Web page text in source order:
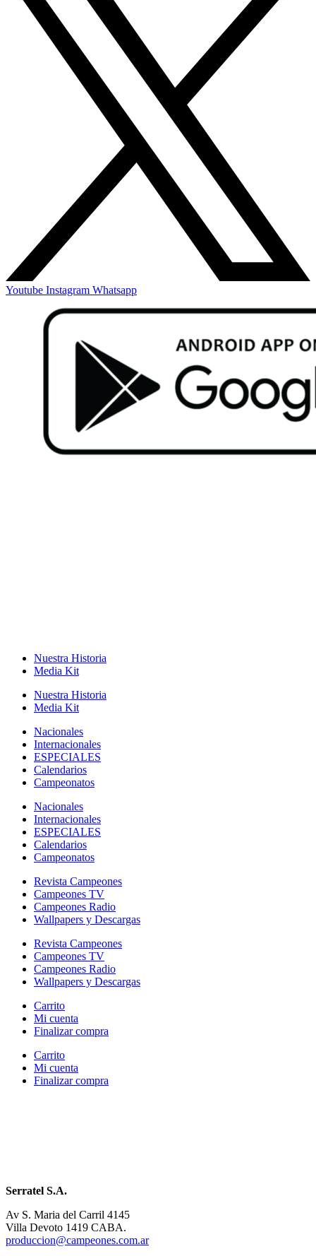
Youtube Instagram Whatsapp
Nuestra Historia
Media Kit
Nuestra Historia
Media Kit
Nacionales
Internacionales
ESPECIALES
Calendarios
Campeonatos
Nacionales
Internacionales
ESPECIALES
Calendarios
Campeonatos
Revista Campeones
Campeones TV
Campeones Radio
Wallpapers y Descargas
Revista Campeones
Campeones TV
Campeones Radio
Wallpapers y Descargas
Carrito
Mi cuenta
Finalizar compra
Carrito
Mi cuenta
Finalizar compra
Serratel S.A.
Av S. Maria del Carril 4145
Villa Devoto 1419 CABA.
produccion@campeones.com.ar